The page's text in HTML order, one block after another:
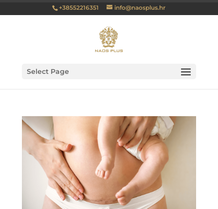
+38552216351 info@naosplus.hr
Select Page